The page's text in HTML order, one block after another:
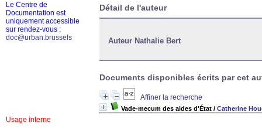
Détail de l'auteur
Auteur Nathalie Bert
Documents disponibles écrits par cet
Affiner la recherche
Vade-mecum des aides d'État / Catherine
Le Centre de
Documentation est
uniquement accessible
sur rendez-vous :
doc@urban.brussels
Usage interne